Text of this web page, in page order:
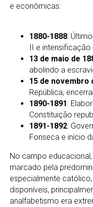
e econômicas:
1880-1888:
II e
13 de maio de
abolindo a
15 de novembro
República,
1890-1891:
Constituição
1891-1892:
Fonseca e início
No campo
marcado pela
especialmente
disponíveis,
analfabetismo era